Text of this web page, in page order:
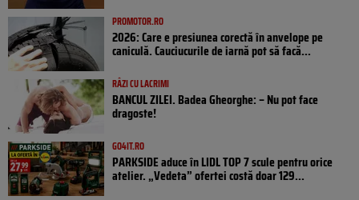
PROMOTOR.RO
2026: Care e presiunea corectă în anvelope pe
caniculă. Cauciucurile de iarnă pot să facă...
RÂZI CU LACRIMI
BANCUL ZILEI. Badea Gheorghe: – Nu pot face
dragoste!
GO4IT.RO
PARKSIDE aduce în LIDL TOP 7 scule pentru orice
atelier. „Vedeta” ofertei costă doar 129...